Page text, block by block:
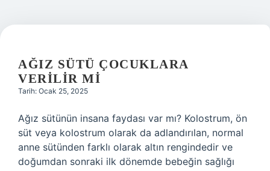
AĞIZ SÜTÜ ÇOCUKLARA
VERILIR MI
Tarih: Ocak 25, 2025
Ağız sütünün insana faydası var mı? Kolostrum, ön
süt veya kolostrum olarak da adlandırılan, normal
anne sütünden farklı olarak altın rengindedir ve
doğumdan sonraki ilk dönemde bebeğin sağlığı